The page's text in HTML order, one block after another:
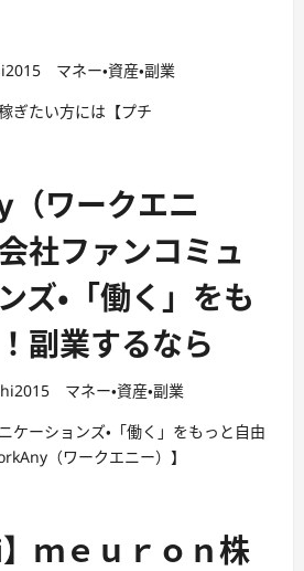
マネー・資産・副業
ぎたい方には【プチ
（ワークエニ
社ファンコミュ
ズ・「働く」をも
副業するなら
マネー・資産・副業
ケーションズ・「働く」をもっと自由
（ワークエニー）】
ｍｅｕｒｏｎ株